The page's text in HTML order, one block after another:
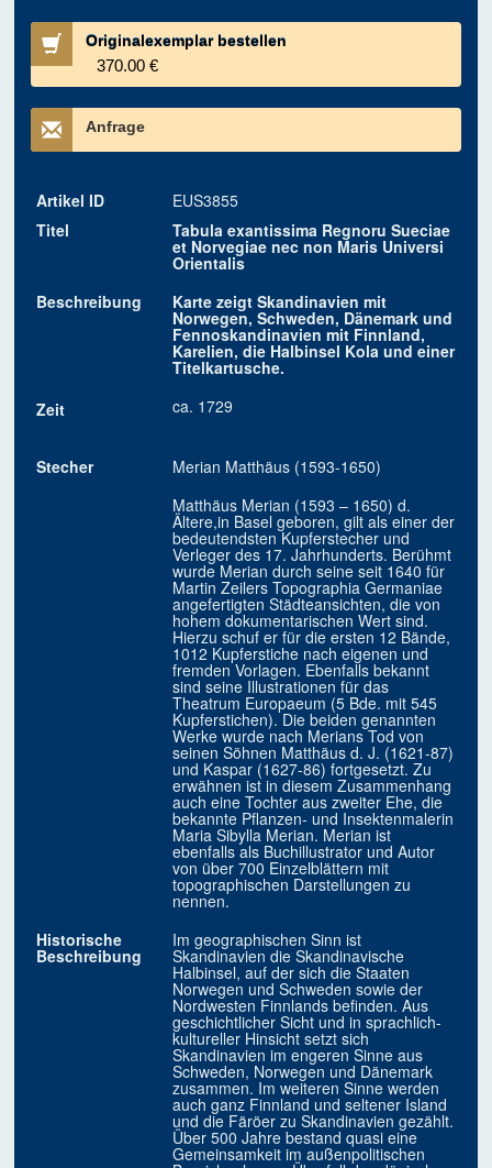
Originalexemplar bestellen
370.00 €
Anfrage
Artikel ID
EUS3855
Titel
Tabula exantissima Regnoru Sueciae
et Norvegiae nec non Maris Universi
Orientalis
Beschreibung
Karte zeigt Skandinavien mit
Norwegen, Schweden, Dänemark und
Fennoskandinavien mit Finnland,
Karelien, die Halbinsel Kola und einer
Titelkartusche.
Zeit
ca. 1729
Stecher
Merian Matthäus (1593-1650)
Matthäus Merian (1593 – 1650) d.
Ältere,in Basel geboren, gilt als einer der
bedeutendsten Kupferstecher und
Verleger des 17. Jahrhunderts. Berühmt
wurde Merian durch seine seit 1640 für
Martin Zeilers Topographia Germaniae
angefertigten Städteansichten, die von
hohem dokumentarischen Wert sind.
Hierzu schuf er für die ersten 12 Bände,
1012 Kupferstiche nach eigenen und
fremden Vorlagen. Ebenfalls bekannt
sind seine Illustrationen für das
Theatrum Europaeum (5 Bde. mit 545
Kupferstichen). Die beiden genannten
Werke wurde nach Merians Tod von
seinen Söhnen Matthäus d. J. (1621-87)
und Kaspar (1627-86) fortgesetzt. Zu
erwähnen ist in diesem Zusammenhang
auch eine Tochter aus zweiter Ehe, die
bekannte Pflanzen- und Insektenmalerin
Maria Sibylla Merian. Merian ist
ebenfalls als Buchillustrator und Autor
von über 700 Einzelblättern mit
topographischen Darstellungen zu
nennen.
Historische
Beschreibung
Im geographischen Sinn ist
Skandinavien die Skandinavische
Halbinsel, auf der sich die Staaten
Norwegen und Schweden sowie der
Nordwesten Finnlands befinden. Aus
geschichtlicher Sicht und in sprachlich-
kultureller Hinsicht setzt sich
Skandinavien im engeren Sinne aus
Schweden, Norwegen und Dänemark
zusammen. Im weiteren Sinne werden
auch ganz Finnland und seltener Island
und die Färöer zu Skandinavien gezählt.
Über 500 Jahre bestand quasi eine
Gemeinsamkeit im außenpolitischen